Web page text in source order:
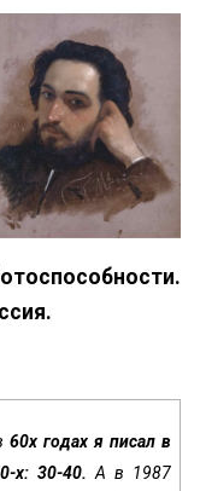
60х годах я писал в
х: 30-40. А в 1987